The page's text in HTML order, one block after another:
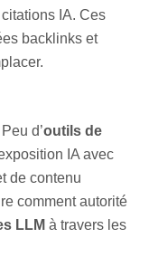
IA. Ces
backlinks et
d’outils de
IA avec
de contenu
comment autorité
LLM à travers les